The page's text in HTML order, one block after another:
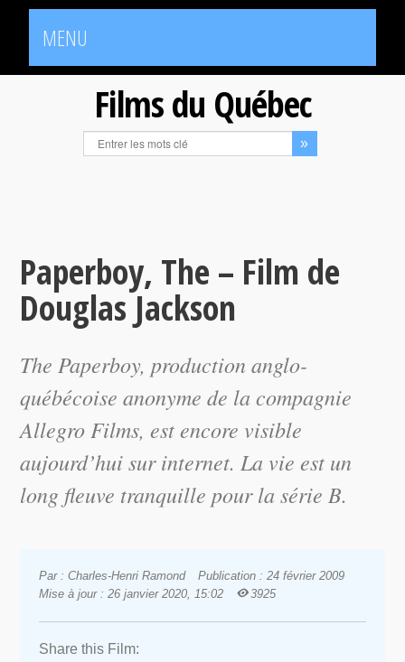
MENU
Films du Québec
Paperboy, The – Film de
Douglas Jackson
The Paperboy, production anglo-
québécoise anonyme de la compagnie
Allegro Films, est encore visible
aujourd’hui sur internet. La vie est un
long fleuve tranquille pour la série B.
Par : Charles-Henri Ramond
Publication : 24 février 2009
Mise à jour : 26 janvier 2020, 15:02
3925
Share this Film: